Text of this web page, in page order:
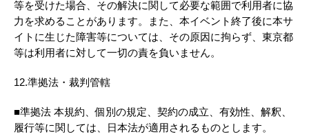
等を受けた場合、その解決に関して必要な範囲で利用者に協
力を求めることがあります。また、本イベント終了後に本サ
イトに生じた障害等については、その原因に拘らず、東京都
等は利用者に対して一切の責を負いません。
12.準拠法・裁判管轄
■準拠法 本規約、個別の規定、契約の成立、有効性、解釈、
履行等に関しては、日本法が適用されるものとします。